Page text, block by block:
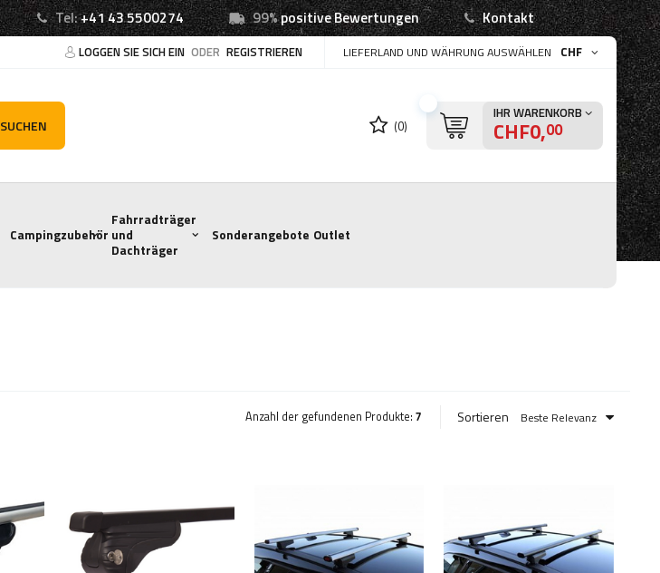
Tel:+41 43 5500274 99%positive Bewertungen Kontakt
LOGGEN SIE SICH EIN ODER REGISTRIEREN LIEFERLAND UND WÄHRUNG AUSWÄHLEN CHF
SUCHEN (0)
IHR WARENKORB
CHF0,00
Campingzubehör
Fahrradträger
und
Dachträger
Sonderangebote Outlet
Anzahl der gefundenen Produkte:7 Sortieren Beste Relevanz